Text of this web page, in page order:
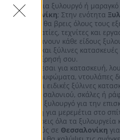
Ψάχνεις για ξυλουργό ή
Θεσσαλονίκη; Στην ενότητα
θα βρεις όλους τους
επαγγελματίες, τεχνίτες και
αναλαμβάνουν κάθε είδους
εργασίες και ξύλινες
την επιχείρησή σου.
Ενδιαφέρεσαι για κατασκευή,
έπιπλα, κουφώματα, ντουλάπες
πόρτες και ειδικές ξύλινες
κουζίνας, σαλονιού, σκάλες ή
αναζητάς ξυλουργό για την
επίπλων ή για μερεμέτια στο
Εδώ θα βρεις όλα τα ξυλουργεία
ξυλουργούς σε Θεσσαλονίκη